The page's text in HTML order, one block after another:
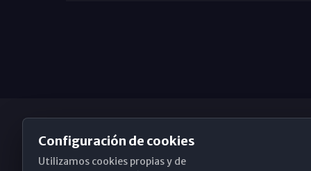
Configuración de cookies
Utilizamos cookies propias y de